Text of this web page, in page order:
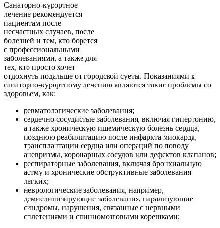
Санаторно-курортное
лечение рекомендуется
пациентам после
несчастных случаев, после
болезней и тем, кто борется
с профессиональными
заболеваниями, а также для
тех, кто просто хочет
отдохнуть подальше от городской суеты. Показаниями к
санаторно-курортному лечению являются такие проблемы со
здоровьем, как:
ревматологические заболевания;
сердечно-сосудистые заболевания, включая гипертонию,
а также хроническую ишемическую болезнь сердца,
позднюю реабилитацию после инфаркта миокарда,
трансплантации сердца или операций по поводу
аневризмы, коронарных сосудов или дефектов клапанов;
респираторные заболевания, включая бронхиальную
астму и хронические обструктивные заболевания
легких;
неврологические заболевания, например,
демиелинизирующие заболевания, парализующие
синдромы, нарушения, связанные с нервными
сплетениями и спинномозговыми корешками;